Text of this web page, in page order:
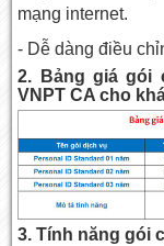
mạng internet.
- Dễ dàng điều
2. Bảng giá
VNPT CA cho
3. Tính năng gói